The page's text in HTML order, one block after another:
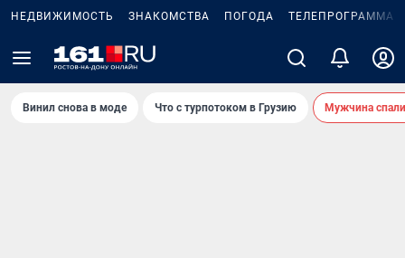
НЕДВИЖИМОСТЬ ЗНАКОМСТВА ПОГОДА ТЕЛЕПРОГРАММА
Винил снова в моде Что с турпотоком в Грузию Мужчина